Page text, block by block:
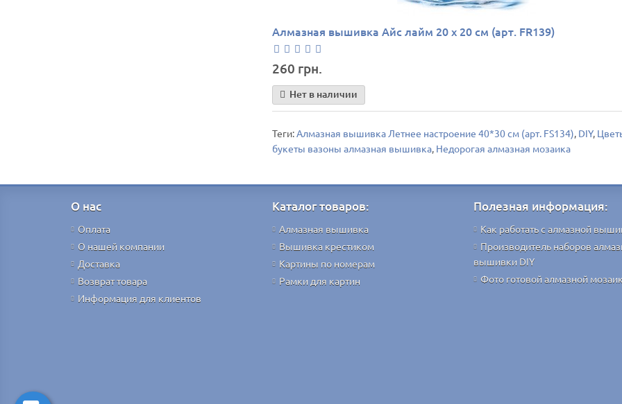
Алмазная вышивка Айс лайм 20 х 20 см (арт. FR139)
260 грн.
Нет в наличии
Теги:Алмазная вышивка Летнее настроение 40*30 см (арт. FS134), DIY,
букеты вазоны алмазная вышивка, Недорогая алмазная мозаика
О нас
Оплата
О нашей компании
Доставка
Возврат товара
Информация для клиентов
Каталог товаров:
Алмазная вышивка
Вышивка крестиком
Картины по номерам
Рамки для картин
Полезная информация:
Как работать с алмазной
Производитель наборов
вышивки DIY
Фото готовой алмазной